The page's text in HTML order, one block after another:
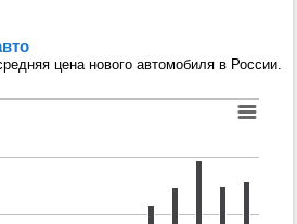
цена нового автомобиля в России.